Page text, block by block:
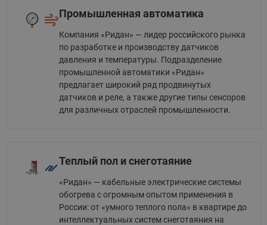
Промышленная автоматика
Компания «Ридан» — лидер российского рынка
по разработке и производству датчиков
давления и температуры. Подразделение
промышленной автоматики «Ридан»
предлагает широкий ряд продвинутых
датчиков и реле, а также другие типы сенсоров
для различных отраслей промышленности.
Теплый пол и снеготаяние
«Ридан» — кабельные электрические системы
обогрева с огромным опытом применения в
России: от «умного теплого пола» в квартире до
интеллектуальных систем снеготаяния на